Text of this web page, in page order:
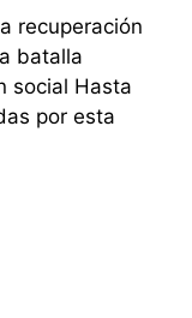
recuperación
batalla
social Hasta
por esta